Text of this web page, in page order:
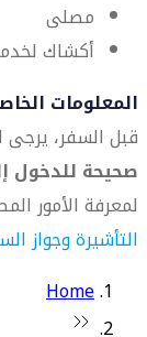
مصلى
أكشاك
المعلومات
قبل السفر، يرجى
صحيحة للدخول
لمعرفة الأمور
التأشيرة وجواز
Home